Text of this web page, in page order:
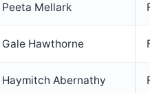
Peeta Mellark
Gale Hawthorne
Haymitch Abernathy